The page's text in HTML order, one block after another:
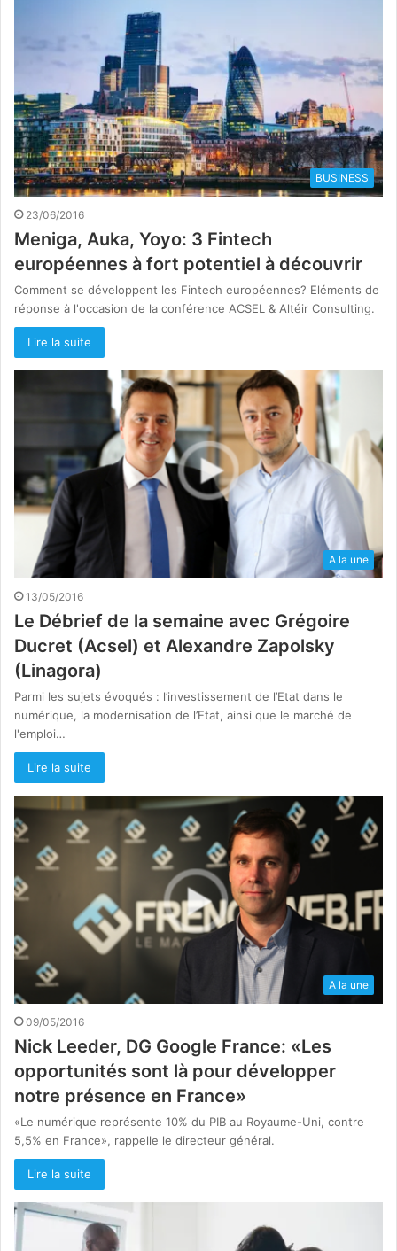
BUSINESS
23/06/2016
Meniga, Auka, Yoyo: 3 Fintech
européennes à fort potentiel à découvrir
Comment se développent les Fintech européennes? Eléments de
réponse à l'occasion de la conférence ACSEL & Altéir Consulting.
Lire la suite
A la une
13/05/2016
Le Débrief de la semaine avec Grégoire
Ducret (Acsel) et Alexandre Zapolsky
(Linagora)
Parmi les sujets évoqués : l’investissement de l’Etat dans le
numérique, la modernisation de l’Etat, ainsi que le marché de
l'emploi…
Lire la suite
A la une
09/05/2016
Nick Leeder, DG Google France: «Les
opportunités sont là pour développer
notre présence en France»
«Le numérique représente 10% du PIB au Royaume-Uni, contre
5,5% en France», rappelle le directeur général.
Lire la suite